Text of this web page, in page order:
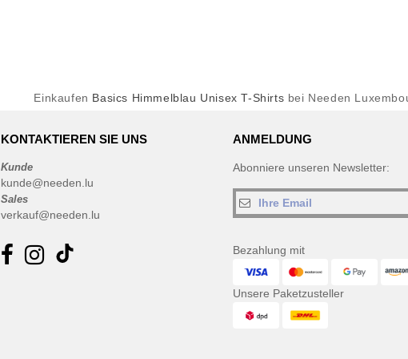
Einkaufen Basics Himmelblau Unisex T-Shirts bei Needen
KONTAKTIEREN SIE UNS
Kunde
kunde@needen.lu
Sales
verkauf@needen.lu
ANMELDUNG
Abonniere unseren Newsletter:
Bezahlung mit
Unsere Paketzusteller